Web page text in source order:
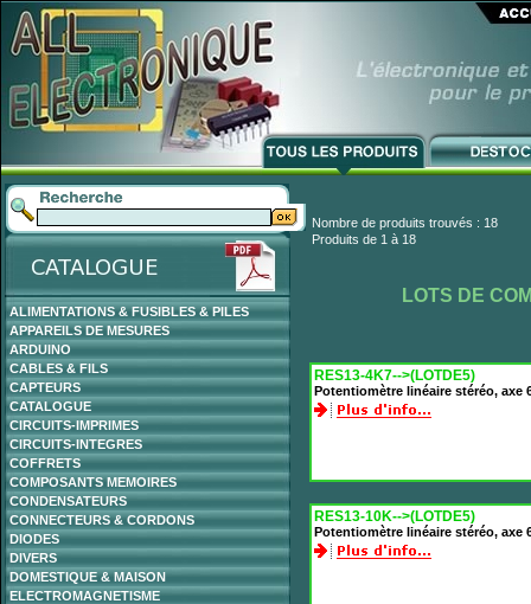
ALIMENTATIONS & FUSIBLES & PILES
APPAREILS DE MESURES
ARDUINO
CABLES & FILS
CAPTEURS
CATALOGUE
CIRCUITS-IMPRIMES
CIRCUITS-INTEGRES
COFFRETS
COMPOSANTS MEMOIRES
CONDENSATEURS
CONNECTEURS & CORDONS
DIODES
DIVERS
DOMESTIQUE & MAISON
ELECTROMAGNETISME
Nombre de produits trouvés : 18
Produits de 1 à 18
LOTS DE
RES13-4K7-->(LOTDE5)
Potentiomètre linéaire stéréo, axe
RES13-10K-->(LOTDE5)
Potentiomètre linéaire stéréo, axe